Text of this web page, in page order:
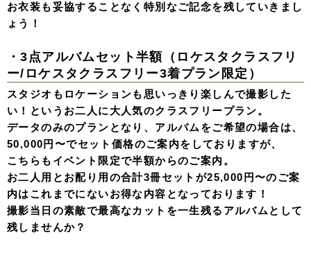
お衣装も妥協することなく特別なご記念を残していきまし
ょう！
・3点アルバムセット半額（ロケスタクラスフリ
ー/ロケスタクラスフリー3着プラン限定）
スタジオもロケーションも思いっきり楽しんで撮影した
い！というお二人に大人気のクラスフリープラン。
データのみのプランとなり、アルバムをご希望の場合は、
50,000円〜でセット価格のご案内をしておりますが、
こちらもイベント限定で半額からのご案内。
お二人用とお配り用の合計3冊セットが25,000円〜のご案
内はこれまでにないお得な内容となっております！
撮影当日の素敵で最高なカットを一生残るアルバムとして
残しませんか？